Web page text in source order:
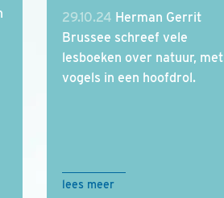
29.10.24 Herman Gerrit
Brussee schreef vele
lesboeken over natuur, met
vogels in een hoofdrol.
lees meer